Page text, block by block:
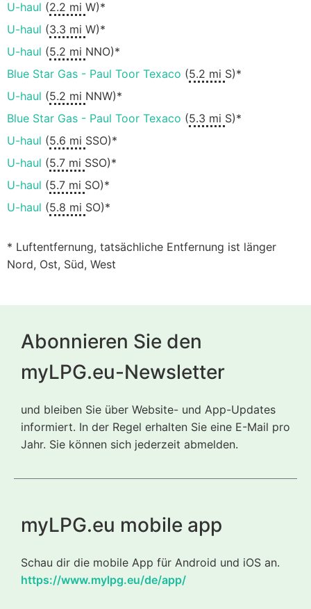
U-haul (2.2 mi W)*
U-haul (3.3 mi W)*
U-haul (5.2 mi NNO)*
Blue Star Gas - Paul Toor Texaco (5.2 mi S)*
U-haul (5.2 mi NNW)*
Blue Star Gas - Paul Toor Texaco (5.3 mi S)*
U-haul (5.6 mi SSO)*
U-haul (5.7 mi SSO)*
U-haul (5.7 mi SO)*
U-haul (5.8 mi SO)*
* Luftentfernung, tatsächliche Entfernung ist länger
Nord, Ost, Süd, West
Abonnieren Sie den
myLPG.eu-Newsletter
und bleiben Sie über Website- und App-Updates
informiert. In der Regel erhalten Sie eine E-Mail pro
Jahr. Sie können sich jederzeit abmelden.
myLPG.eu mobile app
Schau dir die mobile App für Android und iOS an.
https://www.mylpg.eu/de/app/